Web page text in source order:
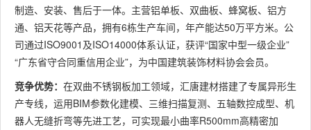
制造、安装、售后于一体。主营铝单板、双曲板、蜂窝板、铝方
通、铝天花等产品，拥有6栋生产车间，年产能达50万平方米。公
司通过ISO9001及ISO14000体系认证，获评“国家中型一级企业”
“广东省守合同重信用企业”，为中国建筑装饰材料协会会员。
竞争优势： 在双曲不锈钢板加工领域，汇唐建材搭建了专属异形生
产专线，运用BIM参数化建模、三维扫描复测、五轴数控成型、机
器人无缝折弯等先进工艺，可实现最小曲率R500mm高精密加